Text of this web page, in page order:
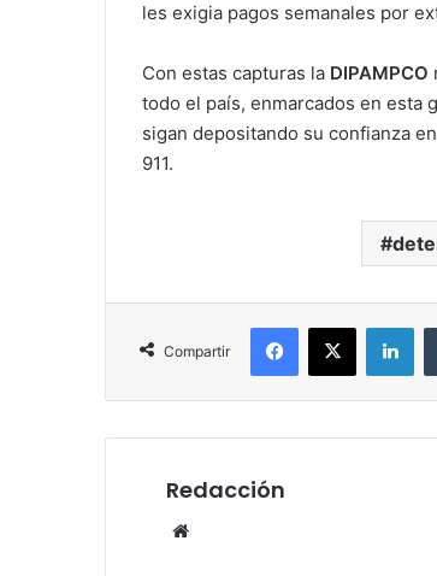
les exigia pagos semanales por
Con estas capturas la DIPAMPCO
todo el país, enmarcados en esta
sigan depositando su confianza
911.
Compartir
Facebook
X
Redacción